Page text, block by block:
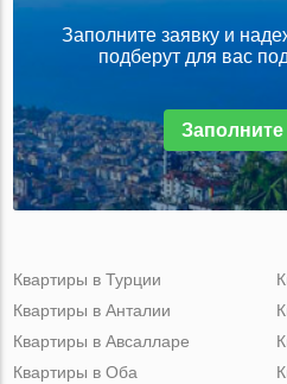
Заполните заявку и
подберут для вас
Заполните
Квартиры в Турции
Квартиры в Анталии
Квартиры в Авсалларе
Квартиры в Оба